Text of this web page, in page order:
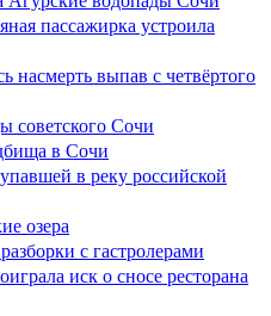
пассажирка устроила
насмерть выпав с четвёртого
советского Сочи
в Сочи
в реку российской
озера
с гастролерами
иск о сносе ресторана